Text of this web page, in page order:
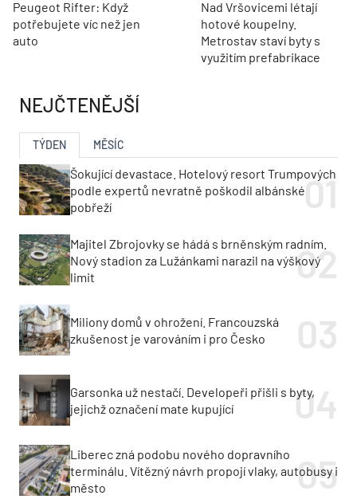
Peugeot Rifter: Když
potřebujete víc než jen
auto
Nad Vršovicemi létají
hotové koupelny.
Metrostav staví byty s
využitím prefabrikace
NEJČTENĚJŠÍ
TÝDEN MĚSÍC
Šokující devastace. Hotelový resort Trumpových
podle expertů nevratně poškodil albánské
pobřeží
Majitel Zbrojovky se hádá s brněnským radním.
Nový stadion za Lužánkami narazil na výškový
limit
Miliony domů v ohrožení. Francouzská
zkušenost je varováním i pro Česko
Garsonka už nestačí. Developeři přišli s byty,
jejichž označení mate kupující
Liberec zná podobu nového dopravního
terminálu. Vítězný návrh propojí vlaky, autobusy i
město